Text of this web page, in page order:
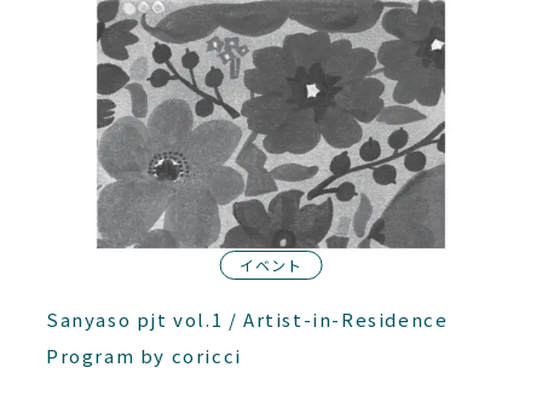
イベント
Sanyaso pjt vol.1 / Artist-in-Residence
Program by coricci